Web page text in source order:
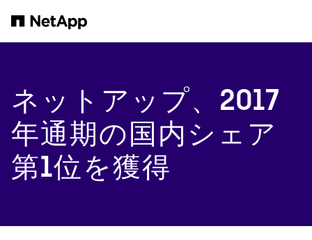
ネットアップ、2017
年通期の国内シェア
第1位を獲得